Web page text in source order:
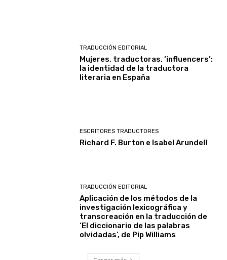
TRADUCCIÓN EDITORIAL
Mujeres, traductoras, ‘influencers’:
la identidad de la traductora
literaria en España
ESCRITORES TRADUCTORES
Richard F. Burton e Isabel Arundell
TRADUCCIÓN EDITORIAL
Aplicación de los métodos de la
investigación lexicográfica y
transcreación en la traducción de
‘El diccionario de las palabras
olvidadas’, de Pip Williams